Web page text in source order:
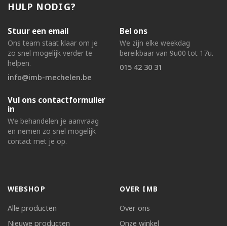
HULP NODIG?
Stuur een email
Ons team staat klaar om je
zo snel mogelijk verder te
helpen.
info@imb-mechelen.be
Bel ons
We zijn elke weekdag
bereikbaar van 9u00 tot 17u.
015 42 30 31
Vul ons contactformulier
in
We behandelen je aanvraag
en nemen zo snel mogelijk
contact met je op.
WEBSHOP
Alle producten
Nieuwe producten
OVER IMB
Over ons
Onze winkel